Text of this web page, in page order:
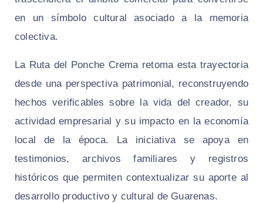
en un símbolo cultural asociado a la memoria
colectiva.
La Ruta del Ponche Crema retoma esta trayectoria
desde una perspectiva patrimonial, reconstruyendo
hechos verificables sobre la vida del creador, su
actividad empresarial y su impacto en la economía
local de la época. La iniciativa se apoya en
testimonios, archivos familiares y registros
históricos que permiten contextualizar su aporte al
desarrollo productivo y cultural de Guarenas.